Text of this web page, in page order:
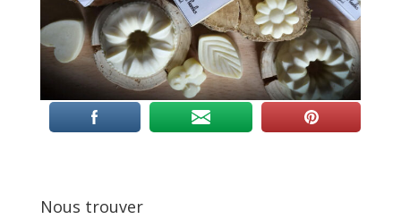
Nous trouver